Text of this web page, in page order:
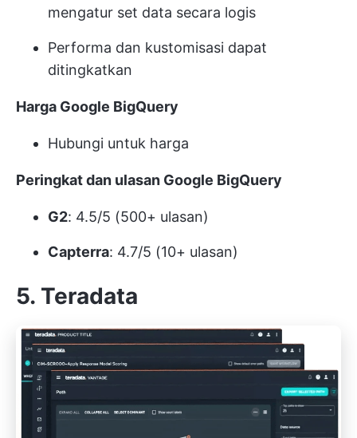
mengatur set data secara logis
Performa dan kustomisasi dapat
ditingkatkan
Harga Google BigQuery
Hubungi untuk harga
Peringkat dan ulasan Google BigQuery
G2: 4.5/5 (500+ ulasan)
Capterra: 4.7/5 (10+ ulasan)
5. Teradata